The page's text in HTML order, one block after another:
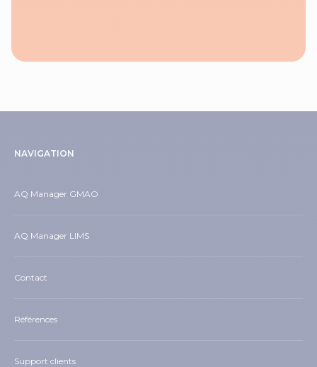
NAVIGATION
AQ Manager GMAO
AQ Manager LIMS
Contact
Références
Support clients